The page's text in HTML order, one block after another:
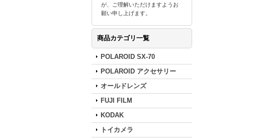
が、ご理解いただけますようお
願い申し上げます。
商品カテゴリ一覧
POLAROID SX-70
POLAROID アクセサリー
オールドレンズ
FUJI FILM
KODAK
トイカメラ